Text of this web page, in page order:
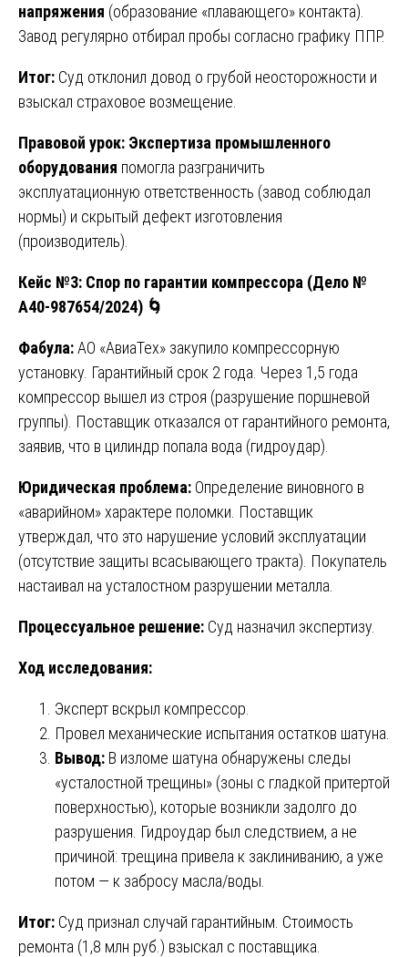
напряжения (образование «плавающего» контакта).
Завод регулярно отбирал пробы согласно графику ППР.
Итог: Суд отклонил довод о грубой неосторожности и
взыскал страховое возмещение.
Правовой урок: Экспертиза промышленного
оборудования помогла разграничить
эксплуатационную ответственность (завод соблюдал
нормы) и скрытый дефект изготовления
(производитель).
Кейс №3: Спор по гарантии компрессора (Дело №
А40-987654/2024) 🌀
Фабула:АО «АвиаТех» закупило компрессорную
установку. Гарантийный срок 2 года. Через 1,5 года
компрессор вышел из строя (разрушение поршневой
группы). Поставщик отказался от гарантийного ремонта,
заявив, что в цилиндр попала вода (гидроудар).
Юридическая проблема: Определение виновного в
«аварийном» характере поломки. Поставщик
утверждал, что это нарушение условий эксплуатации
(отсутствие защиты всасывающего тракта). Покупатель
настаивал на усталостном разрушении металла.
Процессуальное решение: Суд назначил экспертизу.
Ход исследования:
Эксперт вскрыл компрессор.
Провел механические испытания остатков шатуна.
Вывод: В изломе шатуна обнаружены следы
«усталостной трещины» (зоны с гладкой притертой
поверхностью), которые возникли задолго до
разрушения. Гидроудар был следствием, а не
причиной: трещина привела к заклиниванию, а уже
потом — к забросу масла/воды.
Итог: Суд признал случай гарантийным. Стоимость
ремонта (1,8 млн руб.) взыскал с поставщика.